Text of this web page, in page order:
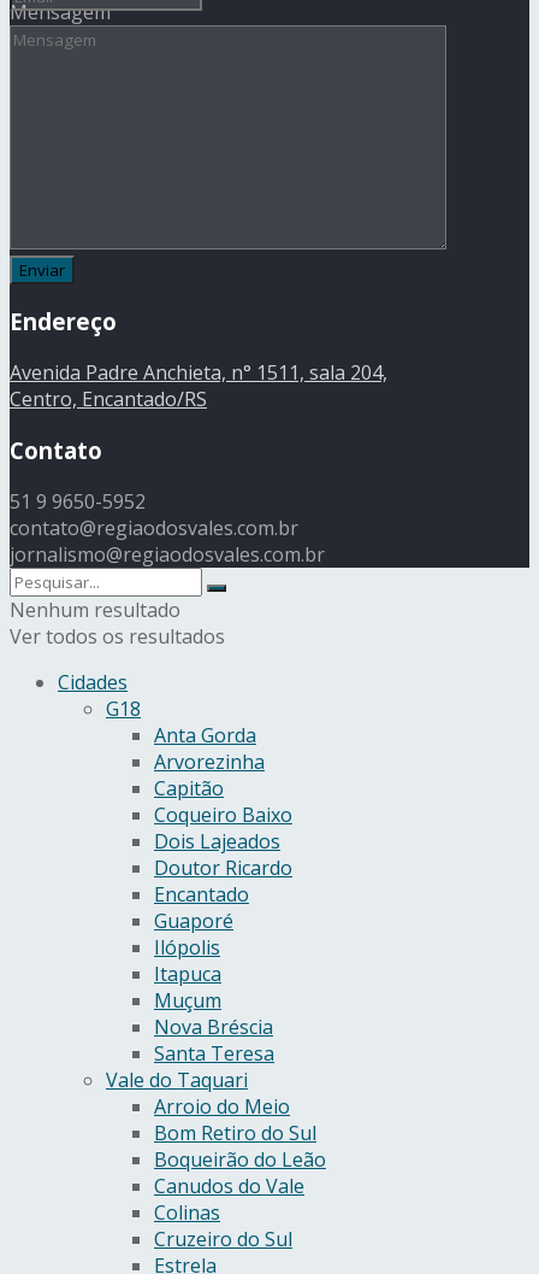
Mensagem
Endereço
Avenida Padre Anchieta, n° 1511, sala 204,
Centro, Encantado/RS
Contato
51 9 9650-5952
contato@regiaodosvales.com.br
jornalismo@regiaodosvales.com.br
Nenhum resultado
Ver todos os resultados
Cidades
G18
Anta Gorda
Arvorezinha
Capitão
Coqueiro Baixo
Dois Lajeados
Doutor Ricardo
Encantado
Guaporé
Ilópolis
Itapuca
Muçum
Nova Bréscia
Santa Teresa
Vale do Taquari
Arroio do Meio
Bom Retiro do Sul
Boqueirão do Leão
Canudos do Vale
Colinas
Cruzeiro do Sul
Estrela